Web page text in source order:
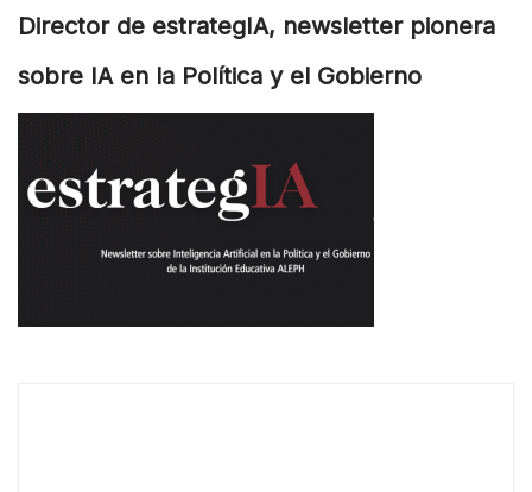
Director de estrategIA, newsletter pionera
sobre IA en la Política y el Gobierno